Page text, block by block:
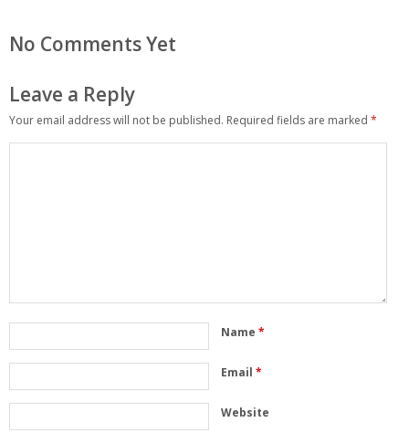
No Comments Yet
Leave a Reply
Your email address will not be published. Required fields are marked *
Name *
Email *
Website